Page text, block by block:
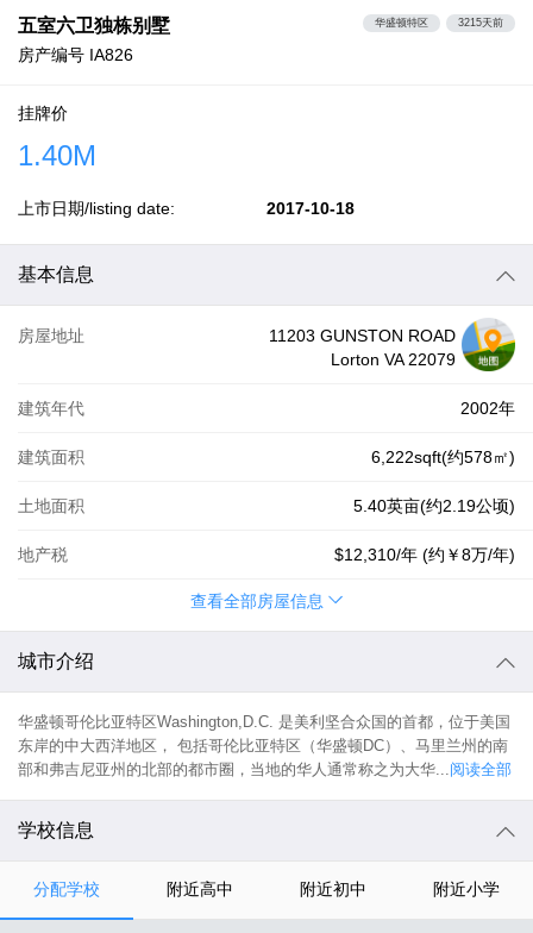
五室六卫独栋别墅
房产编号 IA826
华盛顿特区 3215天前
挂牌价
1.40M
上市日期/listing date: 2017-10-18
基本信息
房屋地址
11203 GUNSTON ROAD
Lorton VA 22079
建筑年代 2002年
建筑面积 6,222sqft(约578㎡)
土地面积 5.40英亩(约2.19公顷)
地产税 $12,310/年 (约 ￥8万/年)
查看全部房屋信息
城市介绍
华盛顿哥伦比亚特区Washington,D.C. 是美利坚合众国的首都，位于美国
东岸的中大西洋地区， 包括哥伦比亚特区（华盛顿DC）、马里兰州的南
部和弗吉尼亚州的北部的都市圈，当地的华人通常称之为大华...阅读全部
学校信息
分配学校 附近高中 附近初中 附近小学